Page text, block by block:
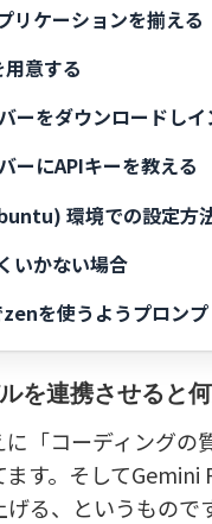
リケーションを揃える
意する
ーをダウンロードし
ーにAPIキーを教える
環境での設定方
いかない場合
を使うようプロンプ
を連携させると
に「コーディング
す。そして
る、というもので